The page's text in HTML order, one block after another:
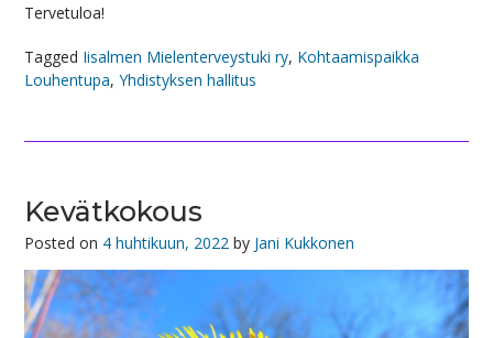
Tervetuloa!
Tagged Iisalmen Mielenterveystuki ry, Kohtaamispaikka
Louhentupa, Yhdistyksen hallitus
Kevätkokous
Posted on 4 huhtikuun, 2022 by Jani Kukkonen